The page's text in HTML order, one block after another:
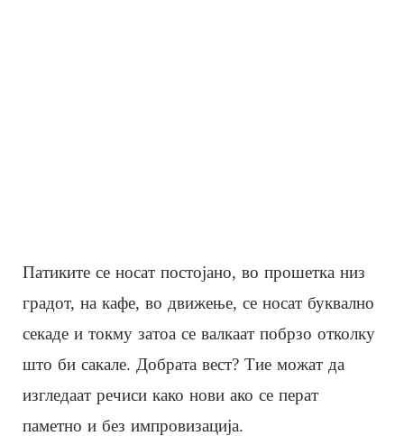
Патиките се носат постојано, во прошетка низ
градот, на кафе, во движење, се носат буквално
секаде и токму затоа се валкаат побрзо отколку
што би сакале. Добрата вест? Тие можат да
изгледаат речиси како нови ако се перат
паметно и без импровизација.